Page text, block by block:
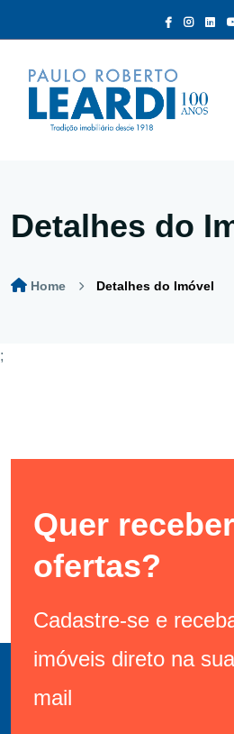
Detalhes do
Home Detalhes do Imóvel
;
Quer
ofertas?
Cadastre-se e
imóveis direto na
mail